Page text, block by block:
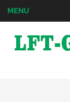
MENU